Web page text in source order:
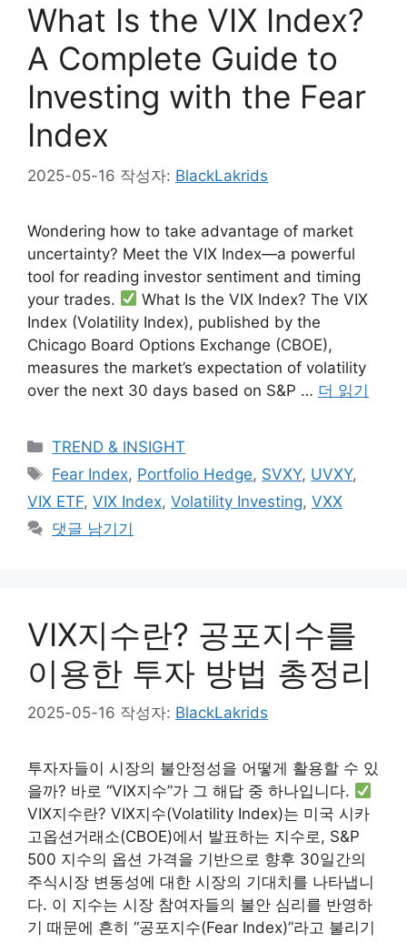
What Is the VIX Index?
A Complete Guide to
Investing with the Fear
Index
2025-05-16 작성자: BlackLakrids
Wondering how to take advantage of market
uncertainty? Meet the VIX Index—a powerful
tool for reading investor sentiment and timing
your trades.
What Is the VIX Index? The VIX
Index (Volatility Index), published by the
Chicago Board Options Exchange (CBOE),
measures the market’s expectation of volatility
over the next 30 days based on S&P … 더 읽기
카
테
리
TREND & INSIGHT
태
그
Fear Index, Portfolio Hedge, SVXY, UVXY,
VIX ETF, VIX Index, Volatility Investing, VXX
댓글 남기기
VIX지수란? 공포지수를
이용한 투자 방법 총정리
2025-05-16 작성자: BlackLakrids
투자자들이 시장의 불안정성을 어떻게 활용할 수 있
을까? 바로 “VIX지수”가 그 해답 중 하나입니다.
VIX지수란? VIX지수(Volatility Index)는 미국 시카
고옵션거래소(CBOE)에서 발표하는 지수로, S&P
500 지수의 옵션 가격을 기반으로 향후 30일간의
주식시장 변동성에 대한 시장의 기대치를 나타냅니
다. 이 지수는 시장 참여자들의 불안 심리를 반영하
기 때문에 흔히 “공포지수(Fear Index)”라고 불리기